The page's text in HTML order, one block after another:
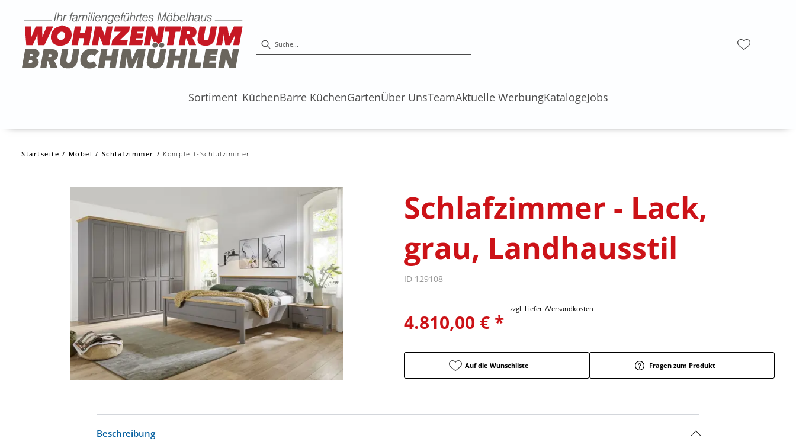
Sortiment KüchenBarre KüchenGartenÜber UnsTeamAktuelle WerbungKatalogeJobs
Startseite Möbel Schlafzimmer Komplett-Schlafzimmer
Schlafzimmer - Lack,
grau, Landhausstil
ID 129108
4.810,00 € *
zzgl. Liefer-/Versandkosten
Auf die Wunschliste Fragen zum Produkt
Beschreibung